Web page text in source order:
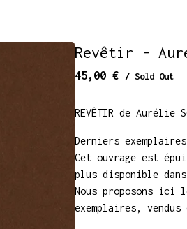
Revêtir -
45,00 € / Sold Out
REVÊTIR de Aurélie
Derniers
Cet ouvrage est
plus disponible
Nous proposons ici
exemplaires,